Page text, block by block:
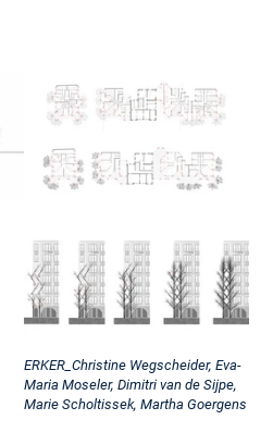
ERKER_Christine Wegscheider, Eva-
Maria Moseler, Dimitri van de Sijpe,
Marie Scholtissek, Martha Goergens